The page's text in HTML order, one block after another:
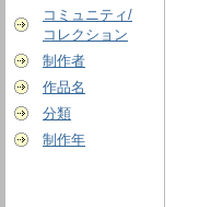
コミュニティ/
コレクション
制作者
作品名
分類
制作年